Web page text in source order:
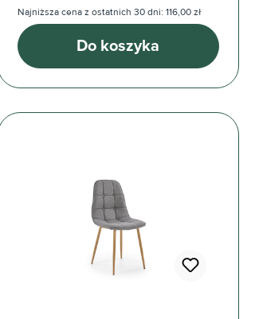
Najniższa cena z ostatnich 30 dni: 116,00 zł
Do koszyka